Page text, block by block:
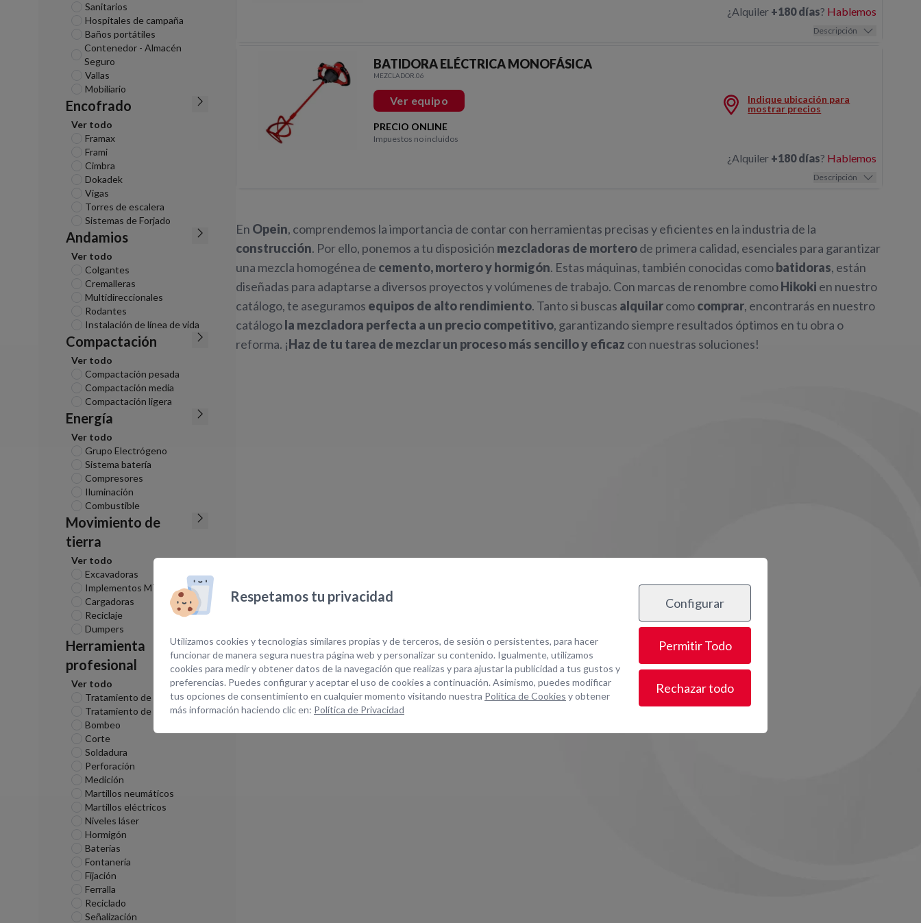
Sanitarios
Hospitales de campaña
Baños portátiles
Contenedor - Almacén
Seguro
Vallas
Mobiliario
Encofrado
Ver todo
Framax
Frami
Cimbra
Dokadek
Vigas
Torres de escalera
Sistemas de Forjado
Andamios
Ver todo
Colgantes
Cremalleras
Multidireccionales
Rodantes
Instalación de línea de vida
Compactación
Ver todo
Compactación pesada
Compactación media
Compactación ligera
Energía
Ver todo
Grupo Electrógeno
Sistema batería
Compresores
Iluminación
Combustible
Movimiento de
tierra
Ver todo
Excavadoras
Implementos MT
Cargadoras
Reciclaje
Dumpers
Herramienta
profesional
Ver todo
Tratamiento de superficies
Tratamiento de aire
Bombeo
Corte
Soldadura
Perforación
Medición
Martillos neumáticos
Martillos eléctricos
Niveles láser
Hormigón
Baterías
Fontanería
Fijación
Ferralla
Reciclado
Señalización
¿Alquiler +180 días? Hablemos
Descripción
BATIDORA ELÉCTRICA MONOFÁSICA
MEZCLADOR.06
Ver equipo
PRECIO ONLINE
Impuestos no incluidos
BATIDORA ELÉCTRICA MONOFÁSICA
Indique ubicación para
mostrar precios
¿Alquiler +180 días? Hablemos
Descripción
En Opein, comprendemos la importancia de contar con herramientas precisas y eficientes en la industria de la
construcción. Por ello, ponemos a tu disposición mezcladoras de morterode primera calidad, esenciales para garantizar
una mezcla homogénea de cemento, mortero y hormigón. Estas máquinas, también conocidas comobatidoras, están
diseñadas para adaptarse a diversos proyectos y volúmenes de trabajo. Con marcas de renombre comoHikoki en nuestro
catálogo, te aseguramos equipos de alto rendimiento. Tanto si buscas alquilarcomocomprar, encontrarás en nuestro
catálogola mezcladora perfecta a un precio competitivo, garantizando siempre resultados óptimos en tu obra o
reforma. ¡Haz de tu tarea de mezclar un proceso más sencillo y eficaz con nuestras soluciones!
Respetamos tu privacidad
Utilizamos cookies y tecnologías similares propias y de terceros, de sesión o persistentes, para hacer
funcionar de manera segura nuestra página web y personalizar su contenido. Igualmente, utilizamos
cookies para medir y obtener datos de la navegación que realizas y para ajustar la publicidad a tus gustos y
preferencias. Puedes configurar y aceptar el uso de cookies a continuación. Asimismo, puedes modificar
tus opciones de consentimiento en cualquier momento visitando nuestra Política de Cookies y obtener
más información haciendo clic en: Política de Privacidad
Configurar
Permitir Todo
Rechazar todo